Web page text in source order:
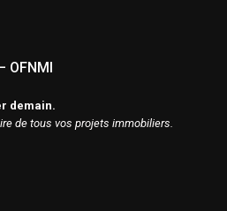
OFNMI
demain.
de tous vos projets immobiliers.